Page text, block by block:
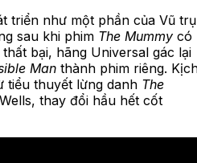
triển như một phần của Vũ trụ
sau khi phim The Mummy có
bại, hãng Universal gác lại
Man thành phim riêng.
tiểu thuyết lừng danh The
thay đổi hầu hết cốt